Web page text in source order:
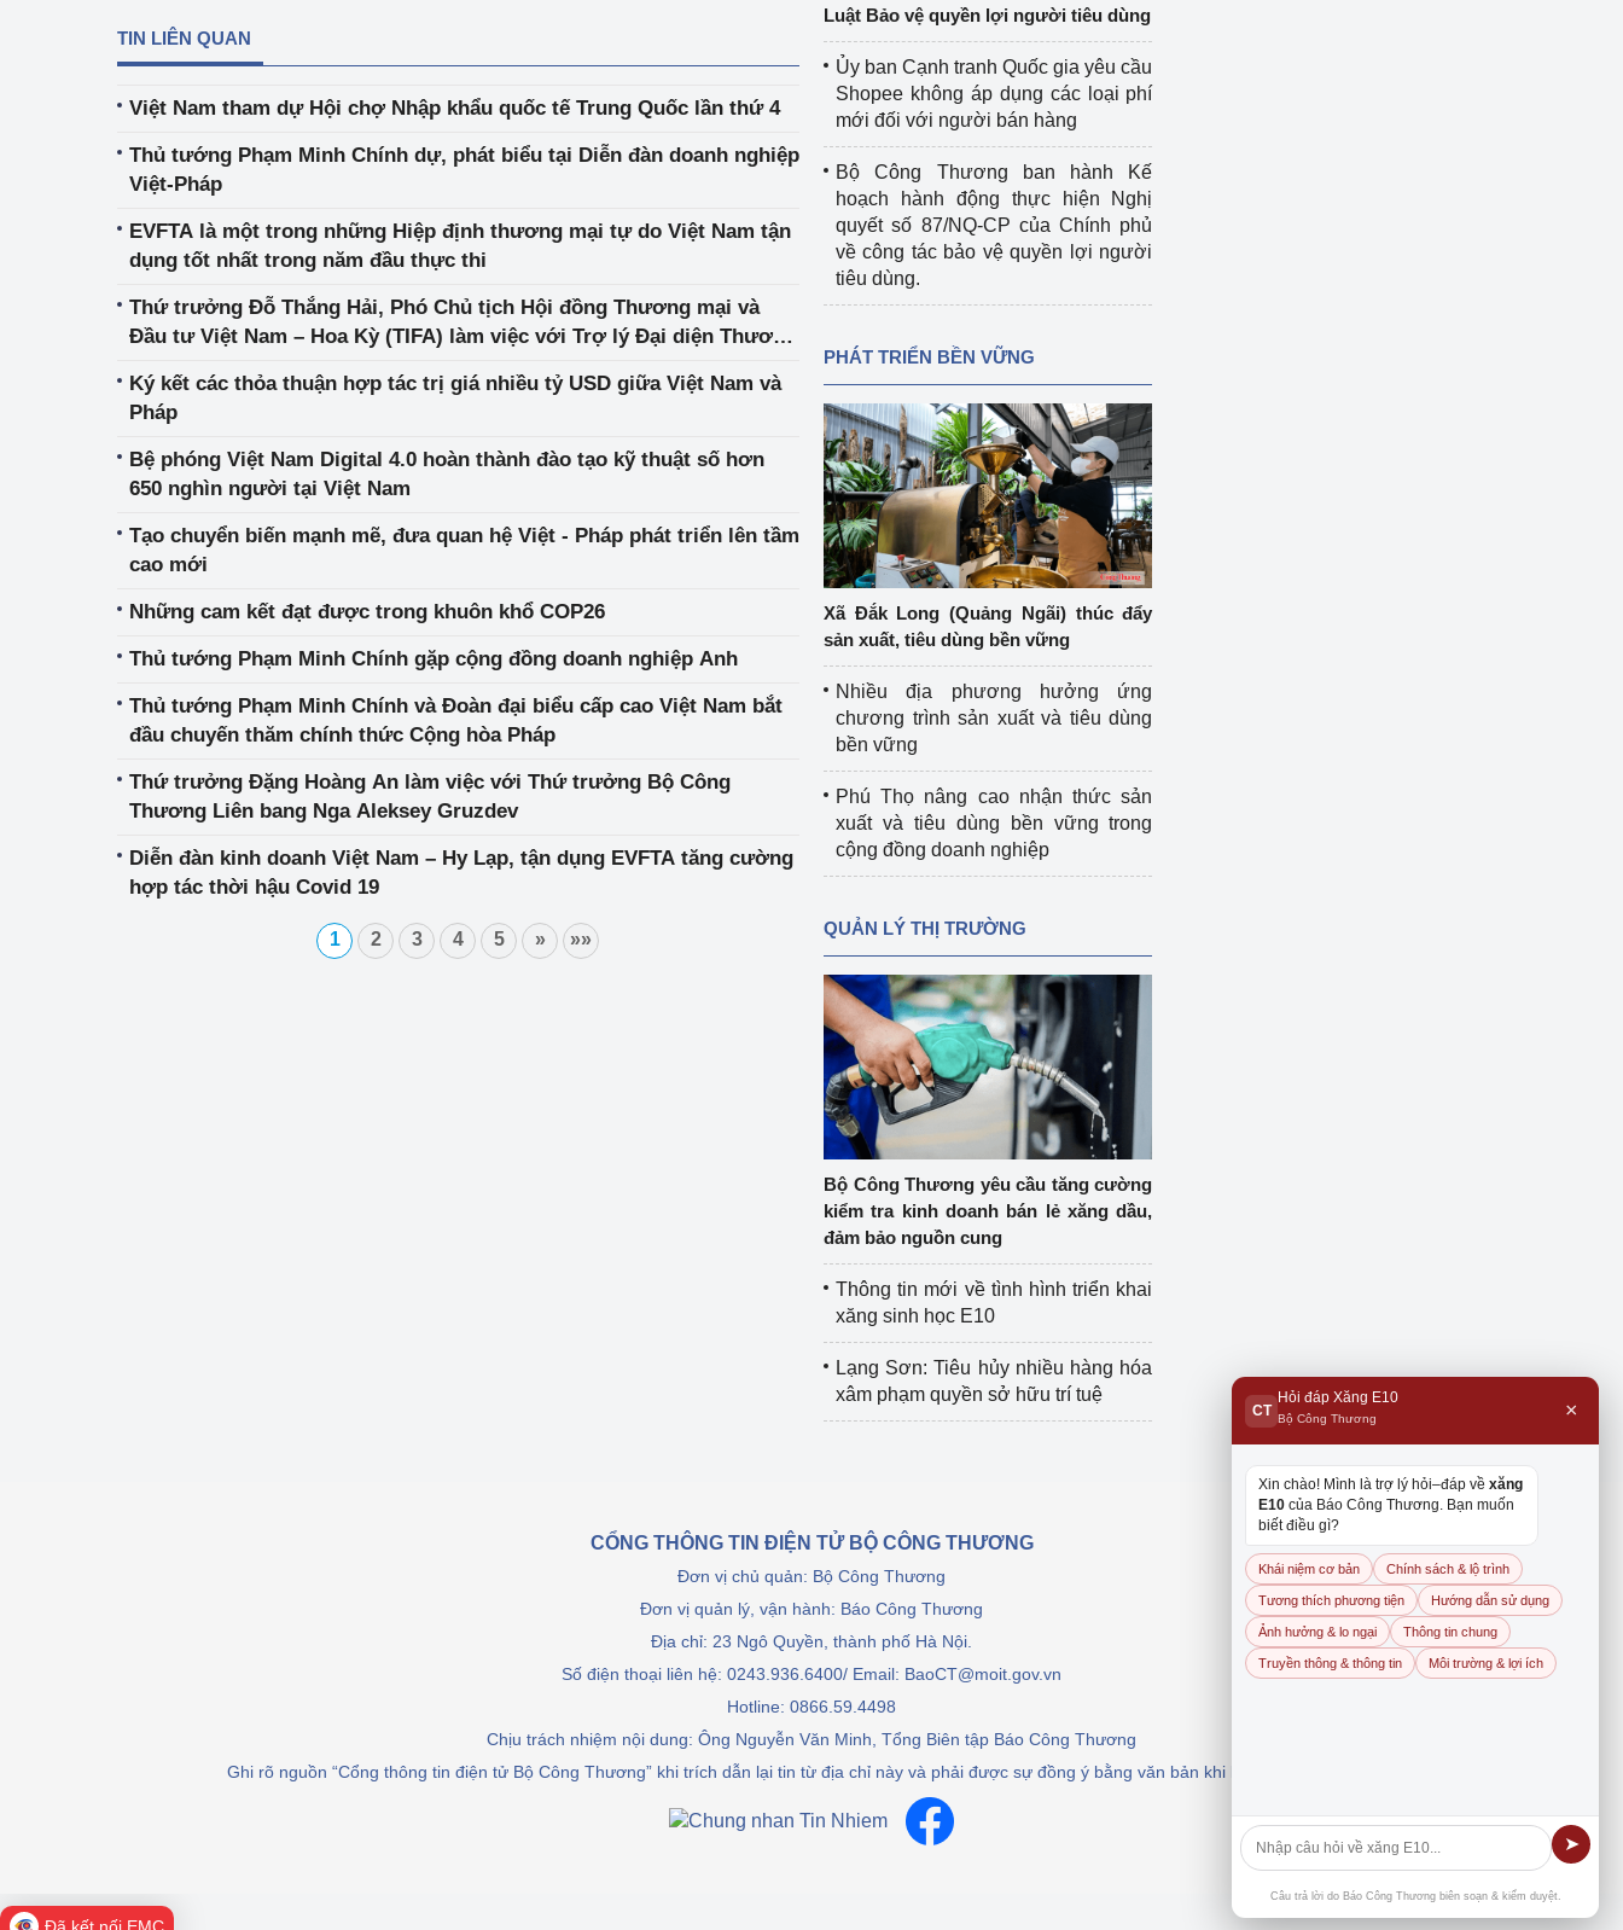
TIN LIÊN QUAN
Việt Nam tham dự Hội chợ Nhập khẩu quốc tế Trung Quốc lần thứ 4
Thủ tướng Phạm Minh Chính dự, phát biểu tại Diễn đàn doanh nghiệp
Việt-Pháp
EVFTA là một trong những Hiệp định thương mại tự do Việt Nam tận
dụng tốt nhất trong năm đầu thực thi
Thứ trưởng Đỗ Thắng Hải, Phó Chủ tịch Hội đồng Thương mại và
Đầu tư Việt Nam – Hoa Kỳ (TIFA) làm việc với Trợ lý Đại diện Thương
Ký kết các thỏa thuận hợp tác trị giá nhiều tỷ USD giữa Việt Nam và
Pháp
Bệ phóng Việt Nam Digital 4.0 hoàn thành đào tạo kỹ thuật số hơn
650 nghìn người tại Việt Nam
Tạo chuyển biến mạnh mẽ, đưa quan hệ Việt - Pháp phát triển lên tầm
cao mới
Những cam kết đạt được trong khuôn khổ COP26
Thủ tướng Phạm Minh Chính gặp cộng đồng doanh nghiệp Anh
Thủ tướng Phạm Minh Chính và Đoàn đại biểu cấp cao Việt Nam bắt
đầu chuyến thăm chính thức Cộng hòa Pháp
Thứ trưởng Đặng Hoàng An làm việc với Thứ trưởng Bộ Công
Thương Liên bang Nga Aleksey Gruzdev
Diễn đàn kinh doanh Việt Nam – Hy Lạp, tận dụng EVFTA tăng cường
hợp tác thời hậu Covid 19
1 2 3 4 5 » »»
Luật Bảo vệ quyền lợi người tiêu dùng
Ủy ban Cạnh tranh Quốc gia yêu cầu
Shopee không áp dụng các loại phí
mới đối với người bán hàng
Bộ Công Thương ban hành Kế
hoạch hành động thực hiện Nghị
quyết số 87/NQ-CP của Chính phủ
về công tác bảo vệ quyền lợi người
tiêu dùng.
PHÁT TRIỂN BỀN VỮNG
Xã Đắk Long (Quảng Ngãi) thúc đẩy
sản xuất, tiêu dùng bền vững
Nhiều địa phương hưởng ứng
chương trình sản xuất và tiêu dùng
bền vững
Phú Thọ nâng cao nhận thức sản
xuất và tiêu dùng bền vững trong
cộng đồng doanh nghiệp
QUẢN LÝ THỊ TRƯỜNG
Bộ Công Thương yêu cầu tăng cường
kiểm tra kinh doanh bán lẻ xăng dầu,
đảm bảo nguồn cung
Thông tin mới về tình hình triển khai
xăng sinh học E10
Lạng Sơn: Tiêu hủy nhiều hàng hóa
xâm phạm quyền sở hữu trí tuệ
CỔNG THÔNG TIN ĐIỆN TỬ BỘ CÔNG THƯƠNG
Đơn vị chủ quản: Bộ Công Thương
Đơn vị quản lý, vận hành: Báo Công Thương
Địa chỉ: 23 Ngô Quyền, thành phố Hà Nội.
Số điện thoại liên hệ: 0243.936.6400/ Email: BaoCT@moit.gov.vn
Hotline: 0866.59.4498
Chịu trách nhiệm nội dung: Ông Nguyễn Văn Minh, Tổng Biên tập Báo Công Thương
Ghi rõ nguồn “Cổng thông tin điện tử Bộ Công Thương” khi trích dẫn lại tin từ địa chỉ này và phải được sự đồng ý bằng văn bản khi khai thác, dẫn nguồn.
CT
Hỏi đáp Xăng E10
Bộ Công Thương ×
Xin chào! Mình là trợ lý hỏi–đáp về xăng
E10 của Báo Công Thương. Bạn muốn
biết điều gì?
Khái niệm cơ bản Chính sách & lộ trình
Tương thích phương tiện Hướng dẫn sử dụng
Ảnh hưởng & lo ngại Thông tin chung
Truyền thông & thông tin Môi trường & lợi ích
➤
Câu trả lời do Báo Công Thương biên soạn & kiểm duyệt.